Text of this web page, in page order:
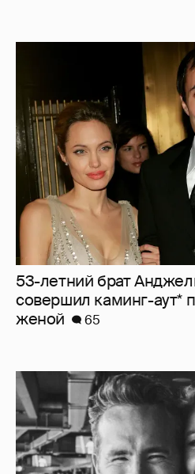
53-летний брат
совершил каминг-аут*
женой
65